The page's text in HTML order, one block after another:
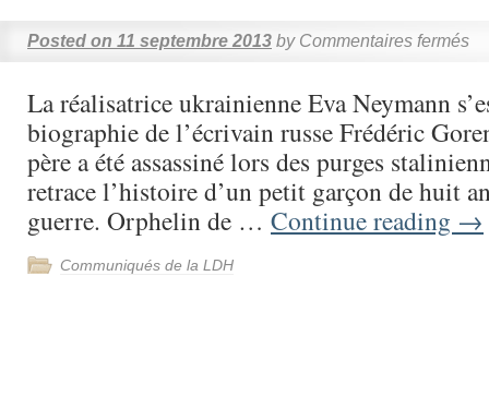
Posted on 11 septembre 2013 by Commentaires fermés
La réalisatrice ukrainienne Eva Neymann
biographie de l’écrivain russe Frédéric
père a été assassiné lors des purges
retrace l’histoire d’un petit garçon de huit
guerre. Orphelin de … Continue reading →
Communiqués de la LDH